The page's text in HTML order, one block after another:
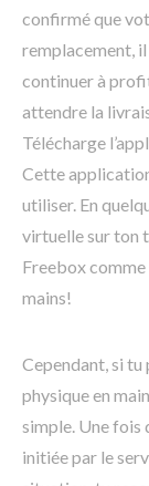
confirmé que
remplacement,
continuer à
attendre la
Télécharge
Cette
utiliser. En
virtuelle sur ton
Freebox
mains!
Cependant, si
physique en
simple. Une fois
initiée par le